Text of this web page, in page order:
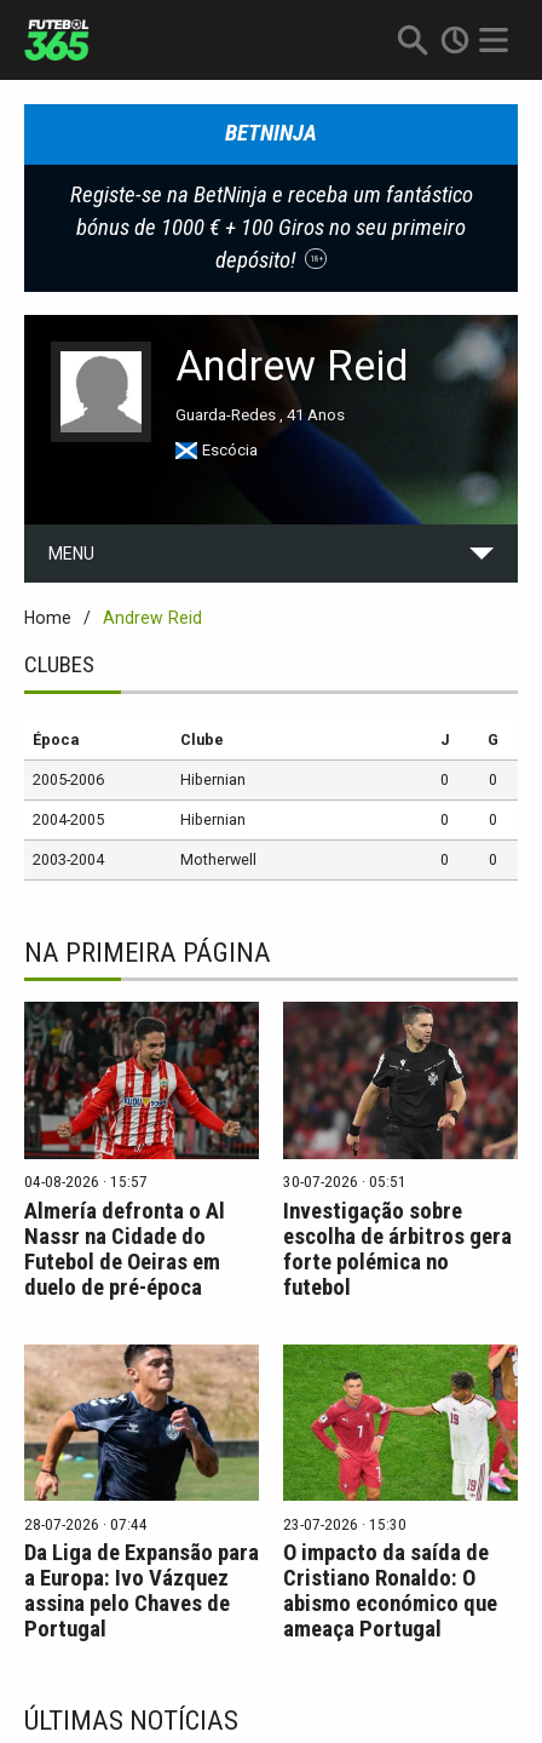
BETNINJA
Registe-se na BetNinja e receba um fantástico
bónus de 1000 € + 100 Giros no seu primeiro
depósito!
18+
Andrew Reid
Guarda-Redes , 41 Anos
Escócia
MENU
Home Andrew Reid
CLUBES
Época Clube J G
2005-2006 Hibernian 0 0
2004-2005 Hibernian 0 0
2003-2004 Motherwell 0 0
NA PRIMEIRA PÁGINA
04-08-2026 · 15:57
Almería defronta o Al
Nassr na Cidade do
Futebol de Oeiras em
duelo de pré-época
30-07-2026 · 05:51
Investigação sobre
escolha de árbitros gera
forte polémica no
futebol
28-07-2026 · 07:44
Da Liga de Expansão para
a Europa: Ivo Vázquez
assina pelo Chaves de
Portugal
23-07-2026 · 15:30
O impacto da saída de
Cristiano Ronaldo: O
abismo económico que
ameaça Portugal
ÚLTIMAS NOTÍCIAS